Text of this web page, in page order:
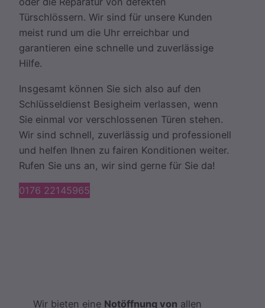
Türschlössern. Wir sind für unsere Kunden
meist rund um die Uhr erreichbar und
garantieren eine schnelle und zuverlässige
Hilfe.
Insgesamt können Sie sich also auf den
Schlüsseldienst Besigheim verlassen, wenn
Sie einmal vor verschlossenen Türen stehen.
Wir sind schnell, zuverlässig und professionell
und helfen Ihnen zu fairen Konditionen weiter.
Rufen Sie uns an, wir sind gerne für Sie da!
0176 22145965
Wir bieten eine Notöffnung von allen